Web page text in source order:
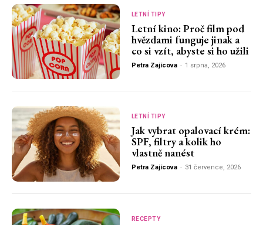
LETNÍ TIPY
Letní kino: Proč film pod
hvězdami funguje jinak a
co si vzít, abyste si ho užili
Petra Zajícova - 1 srpna, 2026
LETNÍ TIPY
Jak vybrat opalovací krém:
SPF, filtry a kolik ho
vlastně nanést
Petra Zajícova - 31 července, 2026
RECEPTY